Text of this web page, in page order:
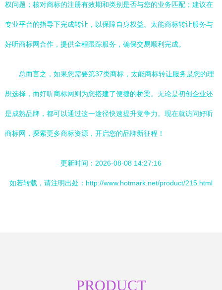
权问题；核对商标的注册有效期和类别是否与您的业务匹配；建议在
专业平台的指导下完成转让，以保障自身权益。太能商标转让服务与
好听商标网合作，提供全程跟踪服务，确保交易顺利完成。
总而言之，如果您需要第37类商标，太能商标转让服务是您的理
想选择，而好听商标网则为您搭建了便捷的桥梁。无论是初创企业还
是成熟品牌，都可以通过这一途径快速提升竞争力。现在就访问好听
商标网，探索更多商标资源，开启您的品牌新征程！
更新时间：2026-08-08 14:27:16
如若转载，请注明出处：http://www.hotmark.net/product/215.html
PRODUCT